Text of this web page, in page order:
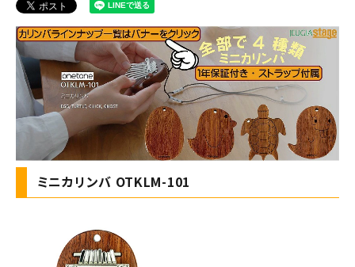
ミニカリンバ OTKLM-101